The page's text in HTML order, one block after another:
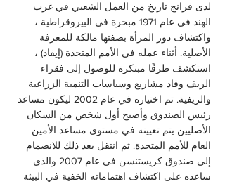
لدى فرانج تاريخ من العمل الشعبي في غرب
الهند في عام 1971 مبحرة في البيروقراطية ،
واكتشاف دور المرأة بصفتها مالكة للمعرفة
الأصلية. أثناء عمله في الأمم المتحدة (إيفاد) ،
استكشف طرقًا مبتكرة للوصول إلى فقراء
الريف وقاد مشاريع وسياسات التنمية الزراعية
والريفية. تم اختياره في عام 2002 ليكون مساعد
رئيس الصندوق وأصبح أول شخص من السكان
الأصليين يتم تعيينه في مستوى مساعد الأمين
العام للأمم المتحدة. ثم انتقل بعد ذلك للانضمام
إلى صندوق كريستنسن في عام 2007 والذي
ساعده على اكتشاف اهتماماته الخفية في البيئة